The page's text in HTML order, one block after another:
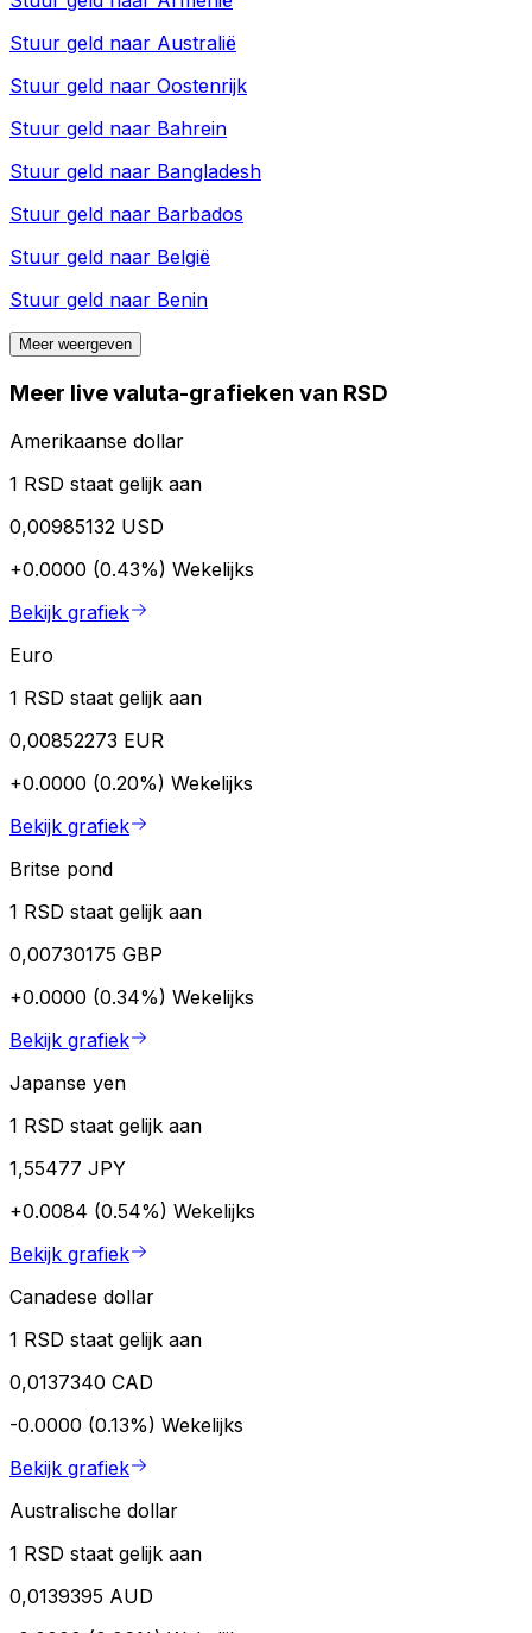
Stuur geld naar Australië
Stuur geld naar Oostenrijk
Stuur geld naar Bahrein
Stuur geld naar Bangladesh
Stuur geld naar Barbados
Stuur geld naar België
Stuur geld naar Benin
Meer weergeven
Meer live valuta-grafieken van RSD
Amerikaanse dollar
1 RSD staat gelijk aan
0,00985132 USD
+0.0000 (0.43%) Wekelijks
Bekijk grafiek
Euro
1 RSD staat gelijk aan
0,00852273 EUR
+0.0000 (0.20%) Wekelijks
Bekijk grafiek
Britse pond
1 RSD staat gelijk aan
0,00730175 GBP
+0.0000 (0.34%) Wekelijks
Bekijk grafiek
Japanse yen
1 RSD staat gelijk aan
1,55477 JPY
+0.0084 (0.54%) Wekelijks
Bekijk grafiek
Canadese dollar
1 RSD staat gelijk aan
0,0137340 CAD
-0.0000 (0.13%) Wekelijks
Bekijk grafiek
Australische dollar
1 RSD staat gelijk aan
0,0139395 AUD